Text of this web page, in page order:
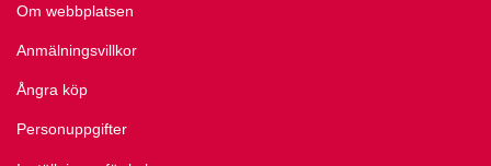
Om webbplatsen
Anmälningsvillkor
Ångra köp
Personuppgifter